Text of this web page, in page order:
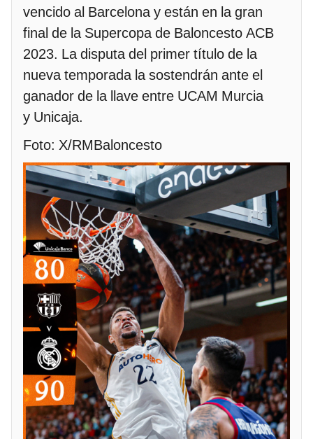
vencido al Barcelona y están en la gran
final de la Supercopa de Baloncesto ACB
2023. La disputa del primer título de la
nueva temporada la sostendrán ante el
ganador de la llave entre UCAM Murcia
y Unicaja.
Foto: X/RMBaloncesto